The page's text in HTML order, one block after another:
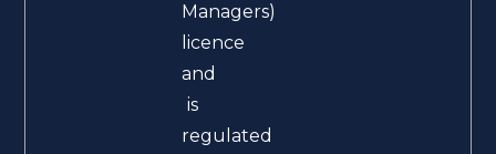
Managers)
licence
and
is
regulated